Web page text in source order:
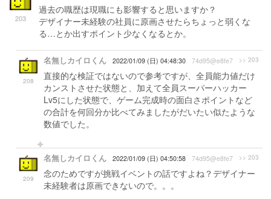
203
過去の職歴は現職にも影響すると思いますか？
デザイナー未経験の社員に原画させたらちょっと弱くな
る…とか出すポイント少なくなるとか。
208
名無しカイロくん 2022/01/09 (日) 04:48:30 74d95@e8fe7 >> 203
直接的な検証ではないので参考ですが、全員能力値だけ
カンストさせた状態と、加えて全員スーパーハッカー
Lv5にした状態で、ゲーム完成時の面白さポイントなど
の合計を何回分か比べてみましたがだいたい似たような
数値でした。
209
名無しカイロくん 2022/01/09 (日) 04:50:58 74d95@e8fe7 >> 203
念のためですが挑戦イベントの話ですよね？デザイナー
未経験者は原画できないので。。。